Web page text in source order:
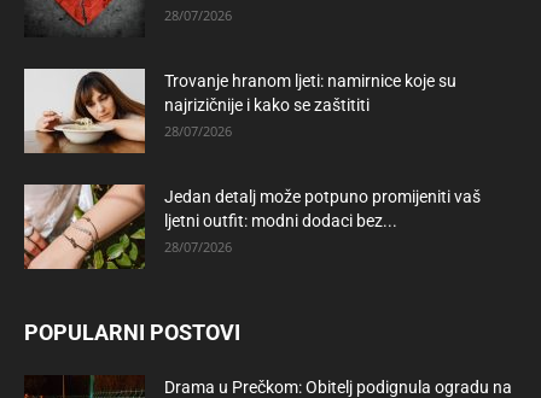
28/07/2026
Trovanje hranom ljeti: namirnice koje su
najrizičnije i kako se zaštititi
28/07/2026
Jedan detalj može potpuno promijeniti vaš
ljetni outfit: modni dodaci bez...
28/07/2026
POPULARNI POSTOVI
Drama u Prečkom: Obitelj podignula ogradu na